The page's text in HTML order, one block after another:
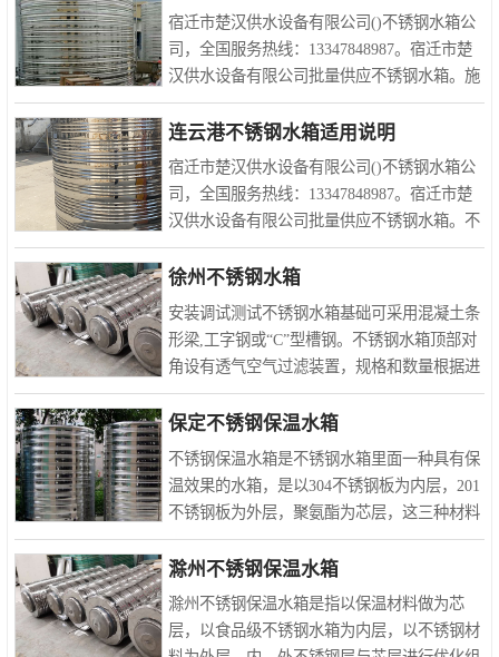
型宾馆、酒店、办公室..
宿迁市楚汉供水设备有限公司()不锈钢水箱公
司，全国服务热线：13347848987。宿迁市楚
汉供水设备有限公司批量供应不锈钢水箱。施
工人员在安装好不锈钢水箱之后，采购方需要
对不锈钢水箱的使用状况进行测试，即我们常
说的满水试验，在满水..
连云港不锈钢水箱适用说明
宿迁市楚汉供水设备有限公司()不锈钢水箱公
司，全国服务热线：13347848987。宿迁市楚
汉供水设备有限公司批量供应不锈钢水箱。不
锈钢水箱使用说明:1,不锈钢水箱作为储存生活
用水的二次设备,只能装生活用水（消防用
水）,不能装盐酸,硫酸或..
徐州不锈钢水箱
安装调试测试不锈钢水箱基础可采用混凝土条
形梁,工字钢或“C”型槽钢。不锈钢水箱顶部对
角设有透气空气过滤装置，规格和数量根据进
口尺寸大小由生产厂家确定装置。不锈钢水箱
内部均使用拉筋。各管口法兰均为1.0MPa标准
法兰。设计人员在..
保定不锈钢保温水箱
不锈钢保温水箱是不锈钢水箱里面一种具有保
温效果的水箱，是以304不锈钢板为内层，201
不锈钢板为外层，聚氨酯为芯层，这三种材料
由里到外结合起来，通过优化组合，使内外层
共同达到极佳保温效果。不锈钢保温水箱保温
的原理是因为采用聚..
滁州不锈钢保温水箱
滁州不锈钢保温水箱是指以保温材料做为芯
层，以食品级不锈钢水箱为内层，以不锈钢材